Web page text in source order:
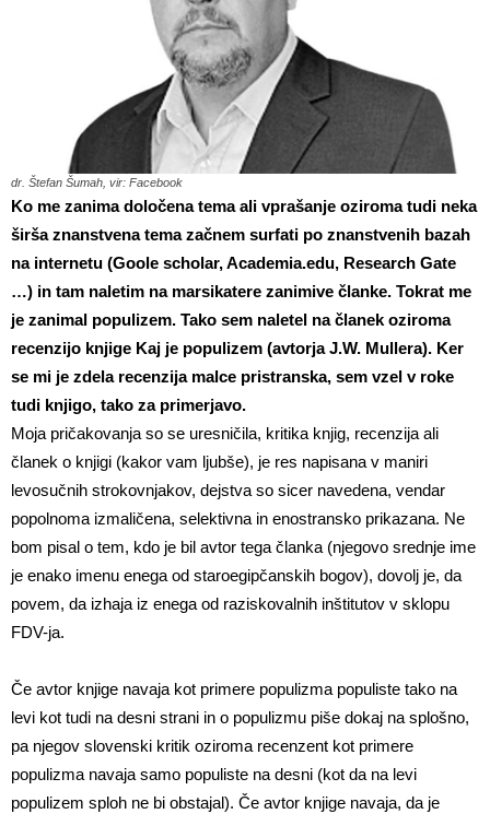
dr. Štefan Šumah, vir: Facebook
Ko me zanima določena tema ali vprašanje oziroma tudi neka
širša znanstvena tema začnem surfati po znanstvenih bazah
na internetu (Goole scholar, Academia.edu, Research Gate
…) in tam naletim na marsikatere zanimive članke. Tokrat me
je zanimal populizem. Tako sem naletel na članek oziroma
recenzijo knjige Kaj je populizem (avtorja J.W. Mullera). Ker
se mi je zdela recenzija malce pristranska, sem vzel v roke
tudi knjigo, tako za primerjavo.
Moja pričakovanja so se uresničila, kritika knjig, recenzija ali
članek o knjigi (kakor vam ljubše), je res napisana v maniri
levosučnih strokovnjakov, dejstva so sicer navedena, vendar
popolnoma izmaličena, selektivna in enostransko prikazana. Ne
bom pisal o tem, kdo je bil avtor tega članka (njegovo srednje ime
je enako imenu enega od staroegipčanskih bogov), dovolj je, da
povem, da izhaja iz enega od raziskovalnih inštitutov v sklopu
FDV-ja.
Če avtor knjige navaja kot primere populizma populiste tako na
levi kot tudi na desni strani in o populizmu piše dokaj na splošno,
pa njegov slovenski kritik oziroma recenzent kot primere
populizma navaja samo populiste na desni (kot da na levi
populizem sploh ne bi obstajal). Če avtor knjige navaja, da je